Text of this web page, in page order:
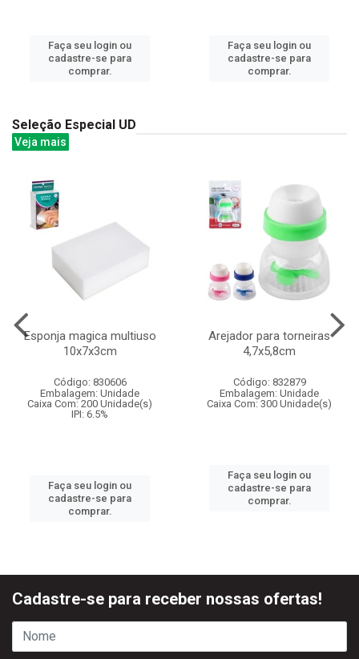
Faça seu login ou
cadastre-se para
comprar.
Faça seu login ou
cadastre-se para
comprar.
Seleção Especial UD
Veja mais
Esponja magica multiuso
10x7x3cm
Código: 830606
Embalagem: Unidade
Caixa Com: 200 Unidade(s)
IPI: 6.5%
Faça seu login ou
cadastre-se para
comprar.
Arejador para torneiras
4,7x5,8cm
Código: 832879
Embalagem: Unidade
Caixa Com: 300 Unidade(s)
Faça seu login ou
cadastre-se para
comprar.
Cadastre-se para receber nossas ofertas!